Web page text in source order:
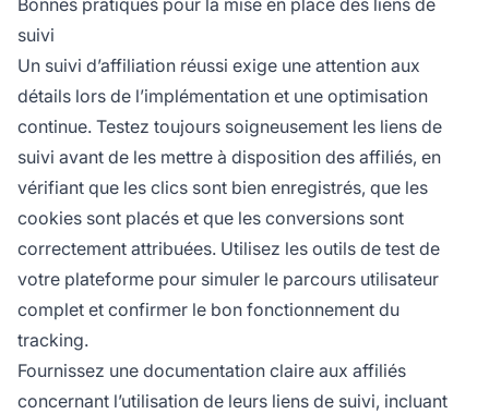
Bonnes pratiques pour la mise en place des liens de
suivi
Un suivi d’affiliation réussi exige une attention aux
détails lors de l’implémentation et une optimisation
continue. Testez toujours soigneusement les liens de
suivi avant de les mettre à disposition des affiliés, en
vérifiant que les clics sont bien enregistrés, que les
cookies sont placés et que les conversions sont
correctement attribuées. Utilisez les outils de test de
votre plateforme pour simuler le parcours utilisateur
complet et confirmer le bon fonctionnement du
tracking.
Fournissez une documentation claire aux affiliés
concernant l’utilisation de leurs liens de suivi, incluant